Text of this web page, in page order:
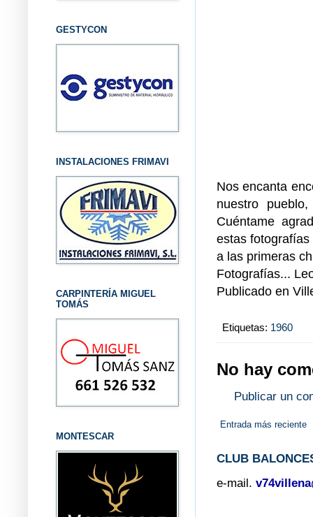
Nos encanta
nuestro
Cuéntame
estas
a las primeras
Fotografías...
Publicado en
Etiquetas: 1960
No hay
Publicar un
Entrada más reciente
CLUB
e-mail.
GESTYCON
INSTALACIONES FRIMAVI
CARPINTERÍA MIGUEL
TOMÁS
MONTESCAR